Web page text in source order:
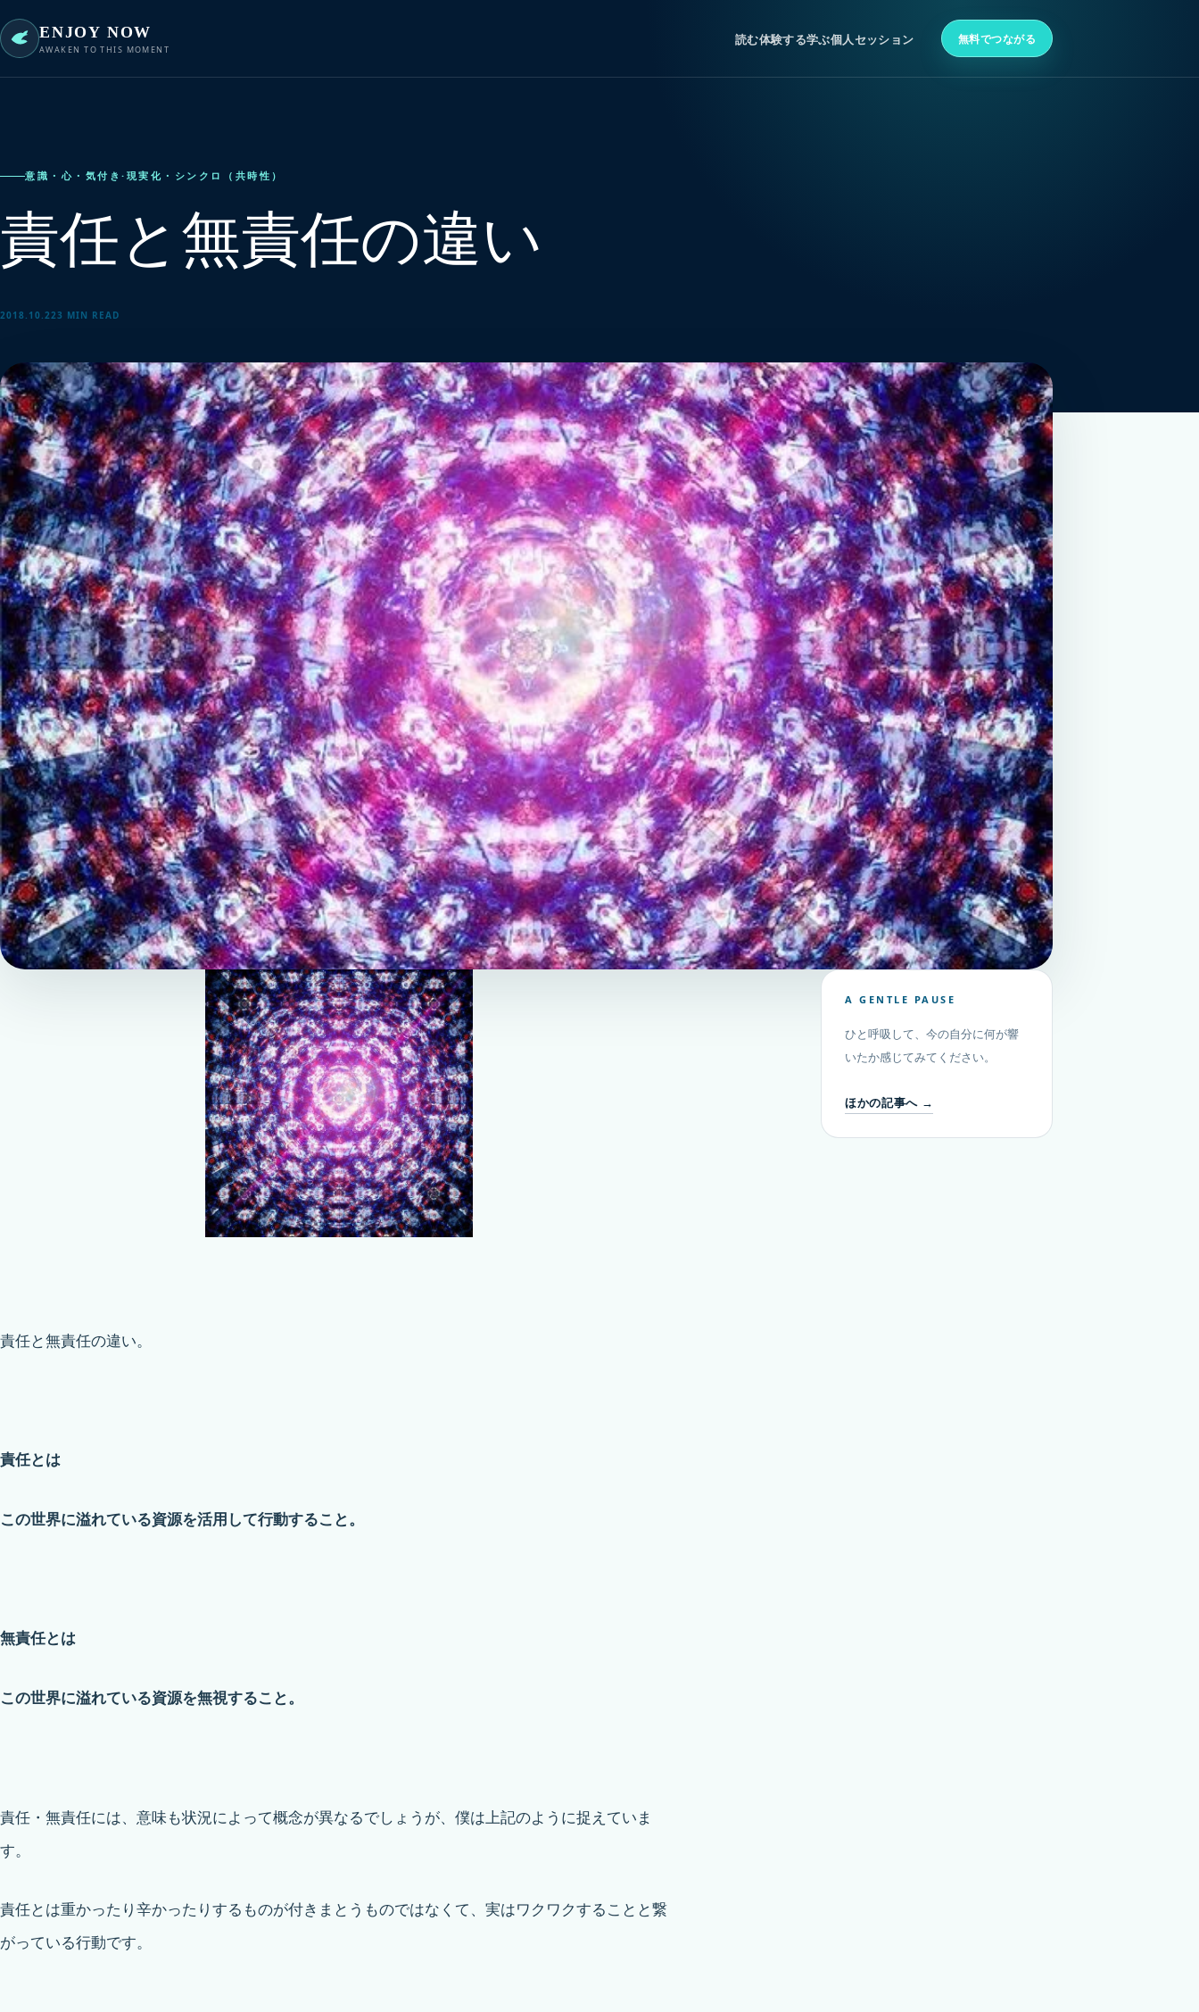
ENJOY NOW
AWAKEN TO THIS MOMENT
読む体験する学ぶ個人セッション 無料でつながる
意識・心・気付き· 現実化・シンクロ（共時性）
責任と無責任の違い
2018.10.223 MIN READ
責任と無責任の違い。
責任とは
この世界に溢れている資源を活用して行動すること。
無責任とは
この世界に溢れている資源を無視すること。
責任・無責任には、意味も状況によって概念が異なるでしょうが、僕は上記のように捉えていま
す。
責任とは重かったり辛かったりするものが付きまとうものではなくて、実はワクワクすることと繋
がっている行動です。
A GENTLE PAUSE
ひと呼吸して、今の自分に何が響
いたか感じてみてください。
ほかの記事へ →